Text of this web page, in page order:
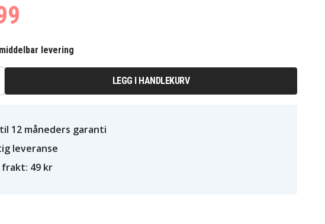
levering
LEGG I HANDLEKURV
12 måneders garanti
leveranse
frakt: 49 kr